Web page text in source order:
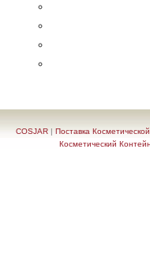
COSJAR | Поставка
Косметический